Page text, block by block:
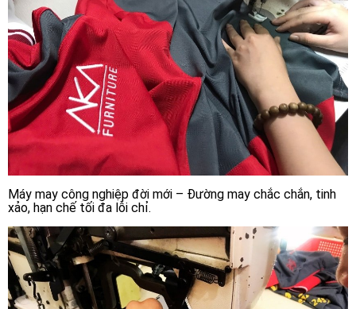
Máy may công nghiệp đời mới – Đường may chắc chắn, tinh
xảo, hạn chế tối đa lỗi chỉ.